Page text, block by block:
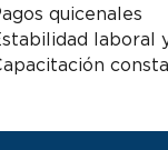
quicenales
laboral